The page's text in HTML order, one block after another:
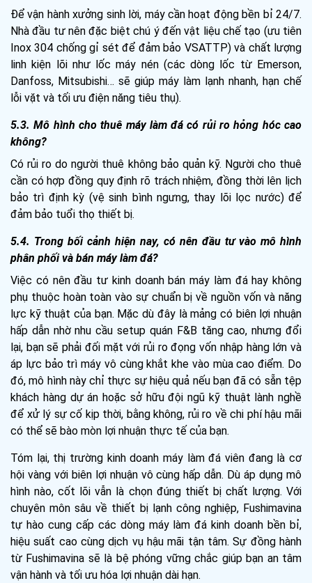
Để vận hành xưởng sinh lời, máy cần hoạt động bền bỉ 24/7.
Nhà đầu tư nên đặc biệt chú ý đến vật liệu chế tạo (ưu tiên
Inox 304 chống gỉ sét để đảm bảo VSATTP) và chất lượng
linh kiện lõi như lốc máy nén (các dòng lốc từ Emerson,
Danfoss, Mitsubishi… sẽ giúp máy làm lạnh nhanh, hạn chế
lỗi vặt và tối ưu điện năng tiêu thụ).
5.3. Mô hình cho thuê máy làm đá có rủi ro hỏng hóc cao
không?
Có rủi ro do người thuê không bảo quản kỹ. Người cho thuê
cần có hợp đồng quy định rõ trách nhiệm, đồng thời lên lịch
bảo trì định kỳ (vệ sinh bình ngưng, thay lõi lọc nước) để
đảm bảo tuổi thọ thiết bị.
5.4. Trong bối cảnh hiện nay, có nên đầu tư vào mô hình
phân phối và bán máy làm đá?
Việc có nên đầu tư kinh doanh bán máy làm đá hay không
phụ thuộc hoàn toàn vào sự chuẩn bị về nguồn vốn và năng
lực kỹ thuật của bạn. Mặc dù đây là mảng có biên lợi nhuận
hấp dẫn nhờ nhu cầu setup quán F&B tăng cao, nhưng đổi
lại, bạn sẽ phải đối mặt với rủi ro đọng vốn nhập hàng lớn và
áp lực bảo trì máy vô cùng khắt khe vào mùa cao điểm. Do
đó, mô hình này chỉ thực sự hiệu quả nếu bạn đã có sẵn tệp
khách hàng dự án hoặc sở hữu đội ngũ kỹ thuật lành nghề
để xử lý sự cố kịp thời, bằng không, rủi ro về chi phí hậu mãi
có thể sẽ bào mòn lợi nhuận thực tế của bạn.
Tóm lại, thị trường kinh doanh máy làm đá viên đang là cơ
hội vàng với biên lợi nhuận vô cùng hấp dẫn. Dù áp dụng mô
hình nào, cốt lõi vẫn là chọn đúng thiết bị chất lượng. Với
chuyên môn sâu về thiết bị lạnh công nghiệp, Fushimavina
tự hào cung cấp các dòng máy làm đá kinh doanh bền bỉ,
hiệu suất cao cùng dịch vụ hậu mãi tận tâm. Sự đồng hành
từ Fushimavina sẽ là bệ phóng vững chắc giúp bạn an tâm
vận hành và tối ưu hóa lợi nhuận dài hạn.